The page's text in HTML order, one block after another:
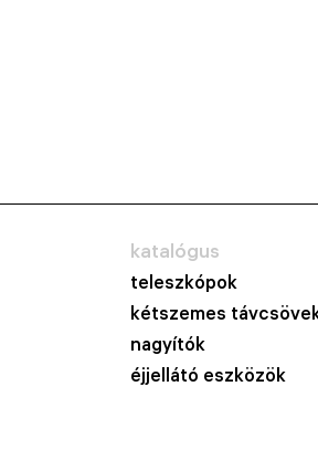
katalógus
teleszkópok
kétszemes
nagyítók
éjjellátó eszközök